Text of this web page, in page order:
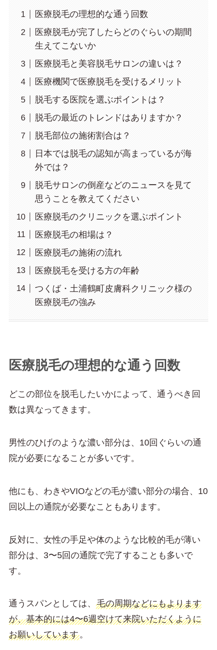
医療脱毛の理想的な通う回数
医療脱毛が完了したらどのぐらいの期間
生えてこないか
医療脱毛と美容脱毛サロンの違いは？
医療機関で医療脱毛を受けるメリット
脱毛する医院を選ぶポイントは？
脱毛の最近のトレンドはありますか？
脱毛部位の施術割合は？
日本では脱毛の認知が高まっているが海
外では？
脱毛サロンの倒産などのニュースを見て
思うことを教えてください
医療脱毛のクリニックを選ぶポイント
医療脱毛の相場は？
医療脱毛の施術の流れ
医療脱毛を受ける方の年齢
つくば・土浦鶴町皮膚科クリニック様の
医療脱毛の強み
医療脱毛の理想的な通う回数
どこの部位を脱毛したいかによって、通うべき回
数は異なってきます。
男性のひげのような濃い部分は、10回ぐらいの通
院が必要になることが多いです。
他にも、わきやVIOなどの毛が濃い部分の場合、10
回以上の通院が必要なこともあります。
反対に、女性の手足や体のような比較的毛が薄い
部分は、3〜5回の通院で完了することも多いで
す。
通うスパンとしては、 毛の周期などにもよります
が、基本的には4〜6週空けて来院いただくように
お願いしています。